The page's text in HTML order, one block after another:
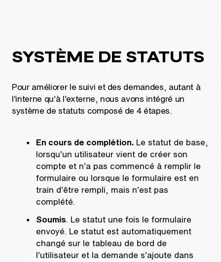
SYSTÈME DE STATUTS
Pour améliorer le suivi et des demandes, autant à
l’interne qu’à l’externe, nous avons intégré un
système de statuts composé de 4 étapes.
En cours de complétion. Le statut de base,
lorsqu’un utilisateur vient de créer son
compte et n’a pas commencé à remplir le
formulaire ou lorsque le formulaire est en
train d’être rempli, mais n’est pas
complété.
Soumis . Le statut une fois le formulaire
envoyé. Le statut est automatiquement
changé sur le tableau de bord de
l’utilisateur et la demande s’ajoute dans